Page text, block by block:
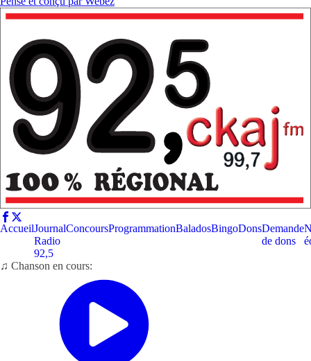
AccueilJournal
Radio
92,5
ConcoursProgrammationBaladosBingoDonsDemande
de dons
♫ Chanson en cours: